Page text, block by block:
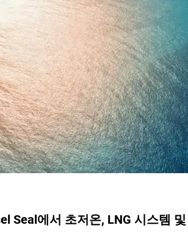
Seal에서 초저온, LNG 시스템